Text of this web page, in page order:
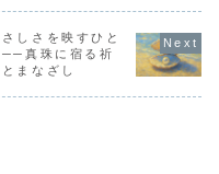
ユルヴェーダの視
介します。
日の信仰、
やさしく解
練の中に灯
な恩寵と、
に込められ
の意味をた
しさを映すひと
──真珠に宿る祈
とまなざし